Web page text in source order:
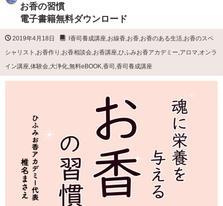
お香の習慣
電子書籍無料ダウンロード
2019年4月18日 l香司養成講座,お線香,お香,お香のある生活,お香のスペ
シャリスト ,お香作り ,お香相談会,お香講座,ひふみお香アカデミー,アロマ,オンラ
イン講座,体験会,大浄化,無料eBOOK,香司 ,香司養成講座